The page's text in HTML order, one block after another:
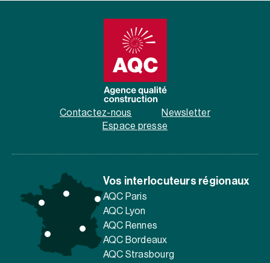
Contactez-nous
Newsletter
Espace presse
Vos interlocuteurs régionaux
AQC Paris
AQC Lyon
AQC Rennes
AQC Bordeaux
AQC Strasbourg